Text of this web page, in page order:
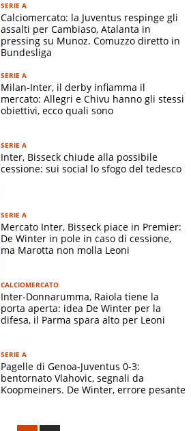
SERIE A
Calciomercato: la Juventus respinge gli
assalti per Cambiaso, Atalanta in
pressing su Munoz. Comuzzo diretto in
Bundesliga
SERIE A
Milan-Inter, il derby infiamma il
mercato: Allegri e Chivu hanno gli stessi
obiettivi, ecco quali sono
SERIE A
Inter, Bisseck chiude alla possibile
cessione: sui social lo sfogo del tedesco
SERIE A
Mercato Inter, Bisseck piace in Premier:
De Winter in pole in caso di cessione,
ma Marotta non molla Leoni
CALCIOMERCATO
Inter-Donnarumma, Raiola tiene la
porta aperta: idea De Winter per la
difesa, il Parma spara alto per Leoni
SERIE A
Pagelle di Genoa-Juventus 0-3:
bentornato Vlahovic, segnali da
Koopmeiners. De Winter, errore pesante